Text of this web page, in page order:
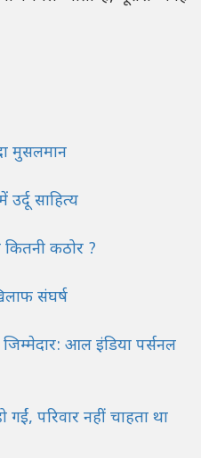
मुसलमान
साहित्य
कितनी कठोर ?
संघर्ष
आल इंडिया पर्सनल
गईं, परिवार नहीं चाहता था